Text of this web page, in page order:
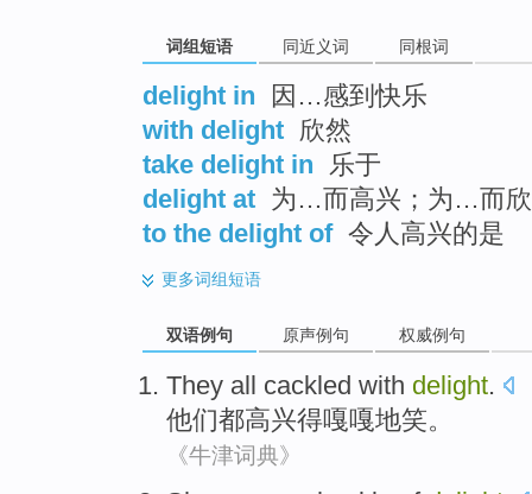
词组短语 同近义词 同根词
delight in
因…感到快乐
with delight 欣然
take delight in 乐于
delight at 为…而高兴；为…而
to the delight of 令人高兴的是
更多词组短语
双语例句 原声例句 权威例句
They all cackled with delight.
他们都高兴得嘎嘎地笑。
《牛津词典》